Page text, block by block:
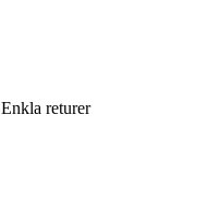
Enkla returer